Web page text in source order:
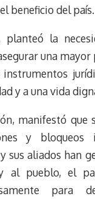
beneficio del país.
planteó la
una
instrumentos
y a una vida
manifestó que
y bloqueos
sus aliados han
al pueblo, el
para